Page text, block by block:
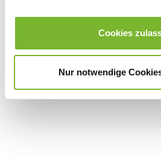
Cookies
Nur notwendige